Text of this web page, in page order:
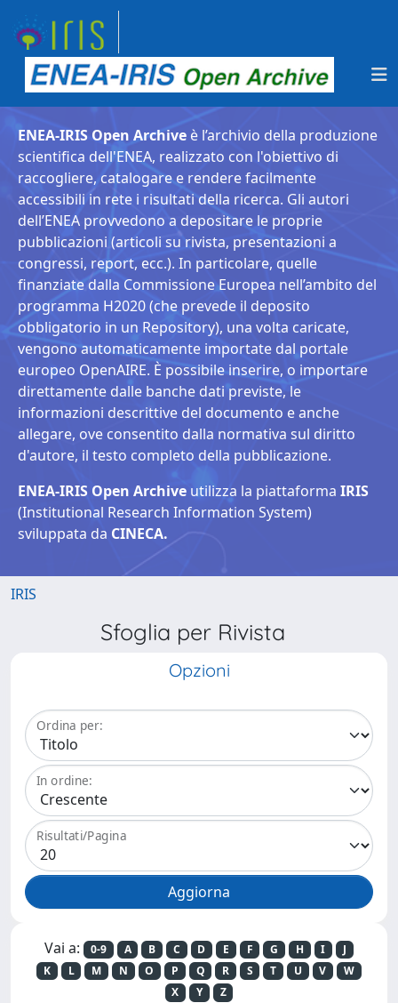
ENEA-IRIS Open Archive è l’archivio della produzione
scientifica dell'ENEA, realizzato con l'obiettivo di
raccogliere, catalogare e rendere facilmente
accessibili in rete i risultati della ricerca. Gli autori
dell’ENEA provvedono a depositare le proprie
pubblicazioni (articoli su rivista, presentazioni a
congressi, report, ecc.). In particolare, quelle
finanziate dalla Commissione Europea nell’ambito del
programma H2020 (che prevede il deposito
obbligatorio in un Repository), una volta caricate,
vengono automaticamente importate dal portale
europeo OpenAIRE. È possibile inserire, o importare
direttamente dalle banche dati previste, le
informazioni descrittive del documento e anche
allegare, ove consentito dalla normativa sul diritto
d'autore, il testo completo della pubblicazione.
ENEA-IRIS Open Archive utilizza la piattaforma IRIS
(Institutional Research Information System)
sviluppata da CINECA.
IRIS
Sfoglia per Rivista
Opzioni
Ordina per:
In ordine:
Risultati/Pagina
Vai a: 0-9 A B C D E F G H I
J
K
L M N O P Q R S T U V
W
X
Y Z